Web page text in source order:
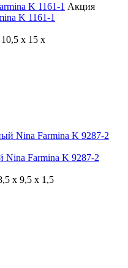
Акция
K 1161-1
10,5 x 15 x
Farmina K 9287-2
x 9,5 x 1,5